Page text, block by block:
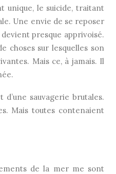
unique, le suicide, traitant
Une envie de se reposer
presque apprivoisé.
choses sur lesquelles son
Mais ce, à jamais. Il
sauvagerie brutales.
Mais toutes contenaient
de la mer me sont